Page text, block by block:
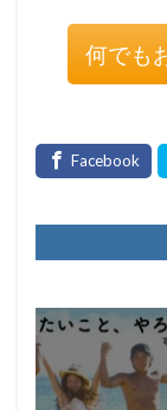
何でも